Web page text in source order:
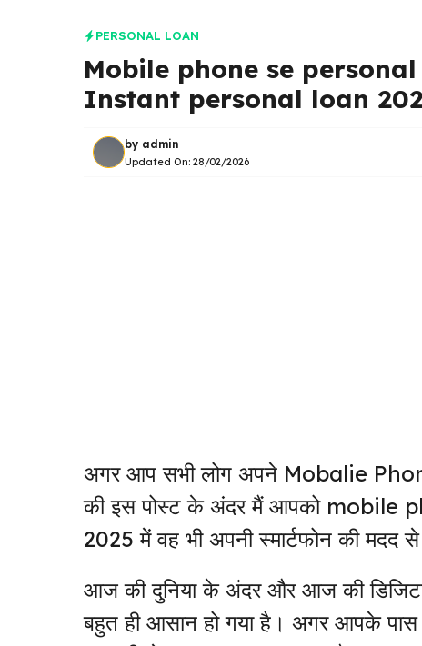
PERSONAL LOAN
Mobile phone se
Instant personal loan
by admin
Updated On: 28/02/2026
अगर आप सभी लोग अपने Mobalie
की इस पोस्ट के अंदर मैं आपको
2025 में वह भी अपनी स्मार्टफोन की मदद
आज की दुनिया के अंदर और आज की
बहुत ही आसान हो गया है। अगर आपके